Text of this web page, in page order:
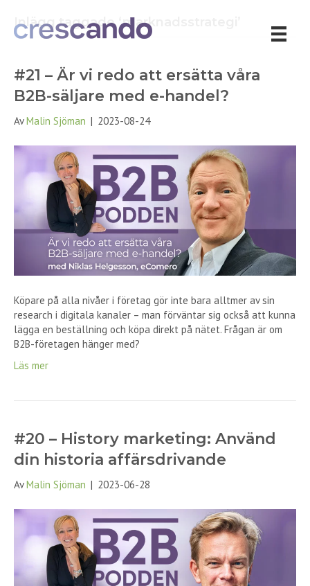
Inlägg taggade ‘marknadsstrategi’
#21 – Är vi redo att ersätta våra
B2B-säljare med e-handel?
AvMalin Sjöman | 2023-08-24
Köpare på alla nivåer i företag gör inte bara alltmer av sin
research i digitala kanaler – man förväntar sig också att kunna
lägga en beställning och köpa direkt på nätet. Frågan är om
B2B-företagen hänger med?
Läs mer
#20 – History marketing: Använd
din historia affärsdrivande
AvMalin Sjöman | 2023-06-28